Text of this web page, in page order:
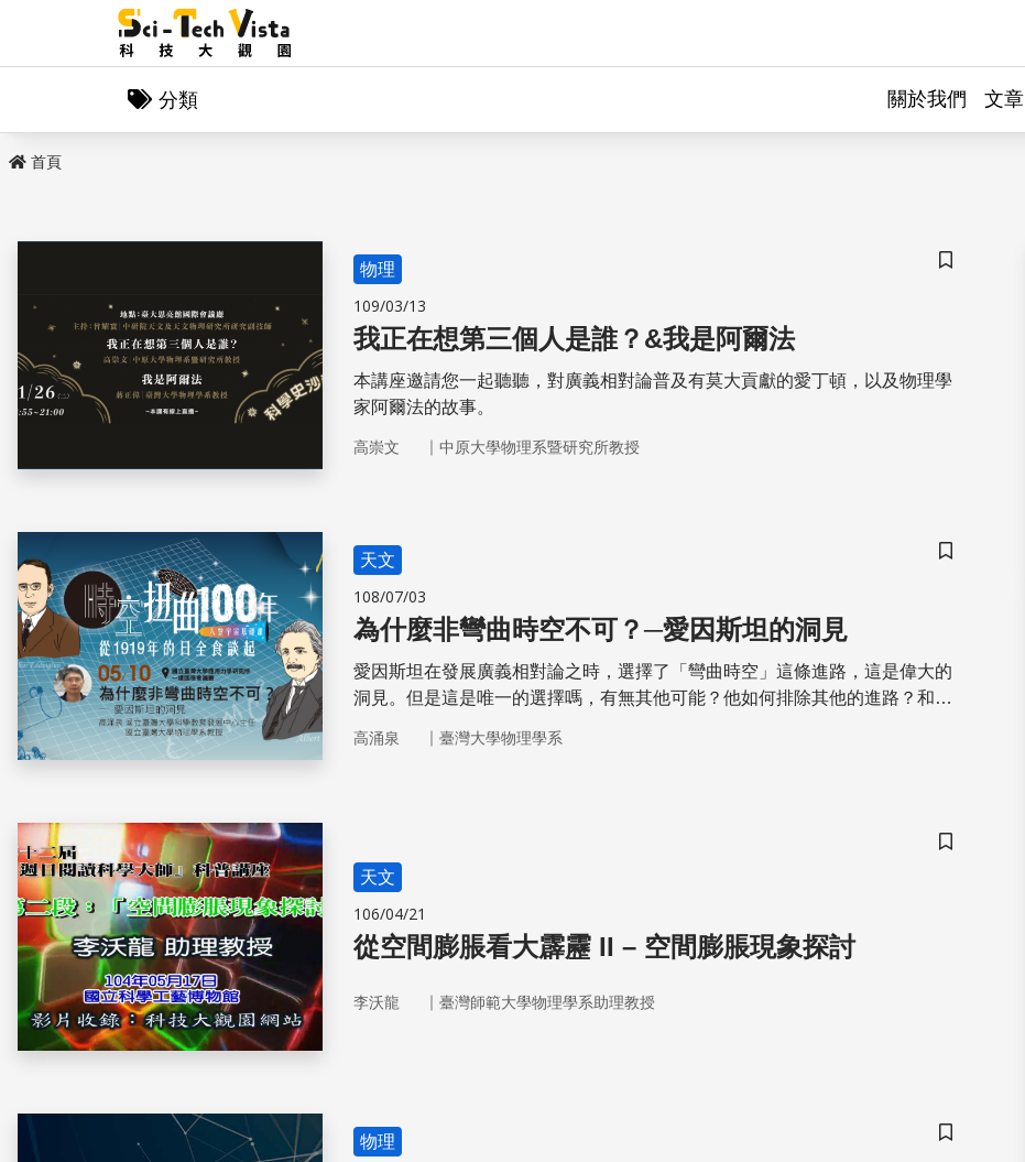
分類 關於我們 文章
首頁
儲存書籤
物理
109/03/13
我正在想第三個人是誰？&我是阿爾法
本講座邀請您一起聽聽，對廣義相對論普及有莫大貢獻的愛丁頓，以及物理學
家阿爾法的故事。
高崇文 ｜ 中原大學物理系暨研究所教授
儲存書籤
天文
108/07/03
為什麼非彎曲時空不可？─愛因斯坦的洞見
愛因斯坦在發展廣義相對論之時，選擇了「彎曲時空」這條進路，這是偉大的
洞見。但是這是唯一的選擇嗎，有無其他可能？他如何排除其他的進路？和愛
高涌泉 ｜ 臺灣大學物理學系
儲存書籤
天文
106/04/21
從空間膨脹看大霹靂 II – 空間膨脹現象探討
李沃龍 ｜ 臺灣師範大學物理學系助理教授
儲存書籤
物理